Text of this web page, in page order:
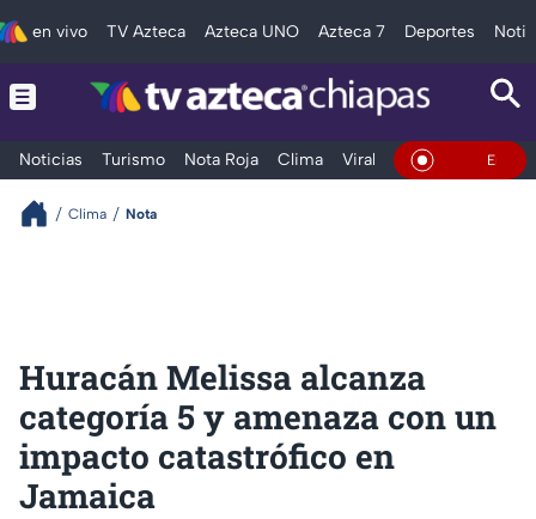
en vivo TV Azteca Azteca UNO Azteca 7 Deportes
Noticias Turismo Nota Roja Clima Viral y Tendencia En Vivo
Clima Nota
Huracán Melissa alcanza
categoría 5 y amenaza con un
impacto catastrófico en
Jamaica